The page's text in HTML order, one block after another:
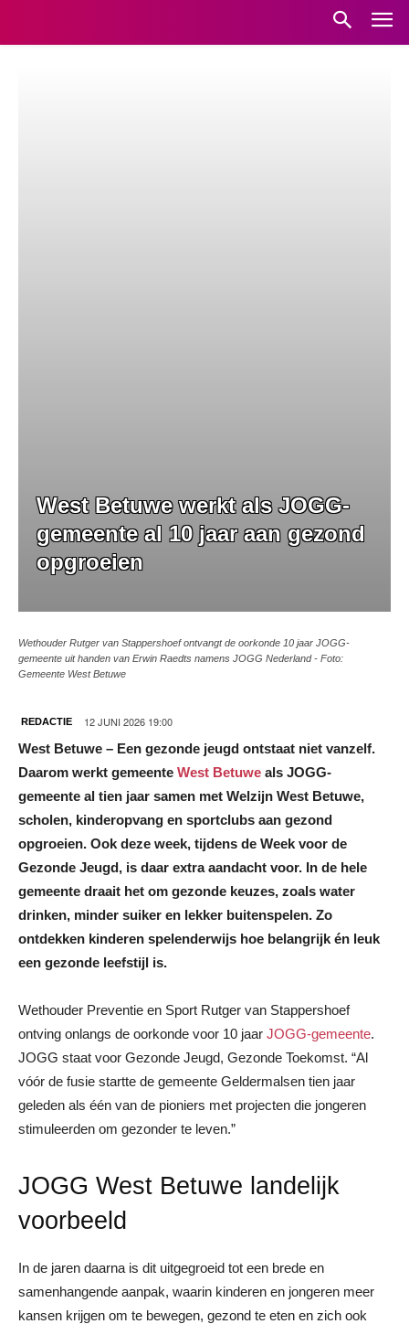
West Betuwe werkt als JOGG-
gemeente al 10 jaar aan gezond
opgroeien
Wethouder Rutger van Stappershoef ontvangt de oorkonde 10 jaar JOGG-
gemeente uit handen van Erwin Raedts namens JOGG Nederland - Foto:
Gemeente West Betuwe
REDACTIE 12 JUNI 2026 19:00
West Betuwe – Een gezonde jeugd ontstaat niet vanzelf.
Daarom werkt gemeente West Betuwe als JOGG-
gemeente al tien jaar samen met Welzijn West Betuwe,
scholen, kinderopvang en sportclubs aan gezond
opgroeien. Ook deze week, tijdens de Week voor de
Gezonde Jeugd, is daar extra aandacht voor. In de hele
gemeente draait het om gezonde keuzes, zoals water
drinken, minder suiker en lekker buitenspelen. Zo
ontdekken kinderen spelenderwijs hoe belangrijk én leuk
een gezonde leefstijl is.
Wethouder Preventie en Sport Rutger van Stappershoef
ontving onlangs de oorkonde voor 10 jaar JOGG-gemeente.
JOGG staat voor Gezonde Jeugd, Gezonde Toekomst. “Al
vóór de fusie startte de gemeente Geldermalsen tien jaar
geleden als één van de pioniers met projecten die jongeren
stimuleerden om gezonder te leven.”
JOGG West Betuwe landelijk
voorbeeld
In de jaren daarna is dit uitgegroeid tot een brede en
samenhangende aanpak, waarin kinderen en jongeren meer
kansen krijgen om te bewegen, gezond te eten en zich ook